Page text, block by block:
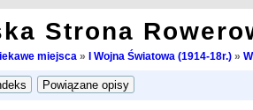
Strona
miejsca » I Wojna Światowa (1914-18r.)»